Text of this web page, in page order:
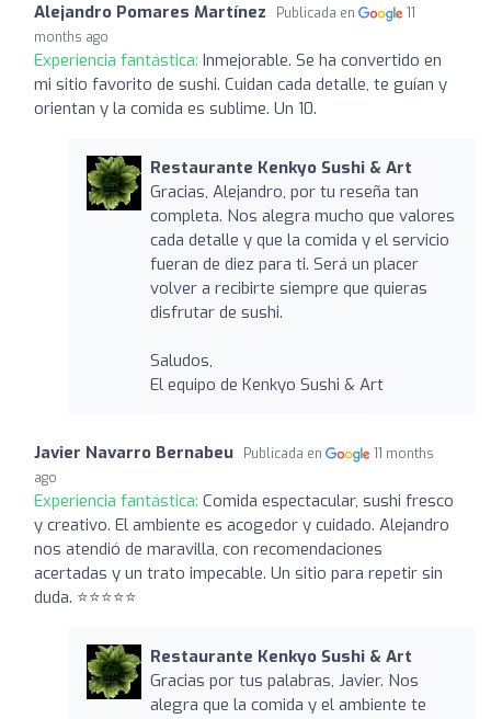
Alejandro Pomares Martínez Publicada en
11
months ago
Experiencia fantástica: Inmejorable. Se ha convertido en
mi sitio favorito de sushi. Cuidan cada detalle, te guían y
orientan y la comida es sublime. Un 10.
Restaurante Kenkyo Sushi & Art
Gracias, Alejandro, por tu reseña tan
completa. Nos alegra mucho que valores
cada detalle y que la comida y el servicio
fueran de diez para ti. Será un placer
volver a recibirte siempre que quieras
disfrutar de sushi.
Saludos,
El equipo de Kenkyo Sushi & Art
Javier Navarro Bernabeu Publicada en
11 months
ago
Experiencia fantástica: Comida espectacular, sushi fresco
y creativo. El ambiente es acogedor y cuidado. Alejandro
nos atendió de maravilla, con recomendaciones
acertadas y un trato impecable. Un sitio para repetir sin
duda. ⭐⭐⭐⭐⭐
Restaurante Kenkyo Sushi & Art
Gracias por tus palabras, Javier. Nos
alegra que la comida y el ambiente te